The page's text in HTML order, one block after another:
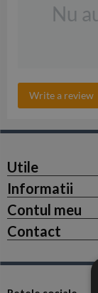
Nu
Write a review
Utile
Informatii
Contul meu
Contact